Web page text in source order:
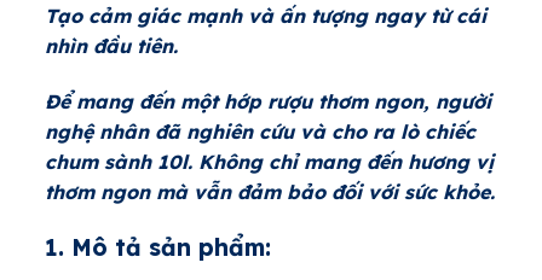
Tạo cảm giác mạnh và ấn tượng ngay từ cái
nhìn đầu tiên.
Để mang đến một hớp rượu thơm ngon, người
nghệ nhân đã nghiên cứu và cho ra lò chiếc
chum sành 10l. Không chỉ mang đến hương vị
thơm ngon mà vẫn đảm bảo đối với sức khỏe.
1. Mô tả sản phẩm: